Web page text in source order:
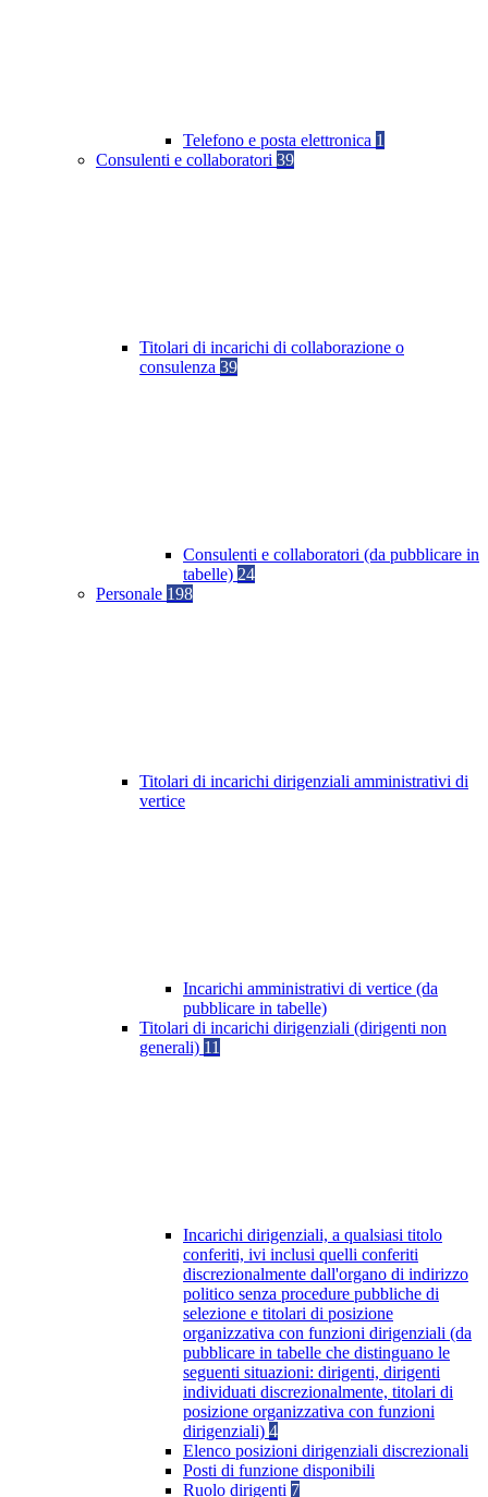
Telefono e posta elettronica 1
Consulenti e collaboratori 39
Titolari di incarichi di collaborazione o
consulenza 39
Consulenti e collaboratori (da pubblicare in
tabelle) 24
Personale 198
Titolari di incarichi dirigenziali amministrativi di
vertice
Incarichi amministrativi di vertice (da
pubblicare in tabelle)
Titolari di incarichi dirigenziali (dirigenti non
generali) 11
Incarichi dirigenziali, a qualsiasi titolo
conferiti, ivi inclusi quelli conferiti
discrezionalmente dall'organo di indirizzo
politico senza procedure pubbliche di
selezione e titolari di posizione
organizzativa con funzioni dirigenziali (da
pubblicare in tabelle che distinguano le
seguenti situazioni: dirigenti, dirigenti
individuati discrezionalmente, titolari di
posizione organizzativa con funzioni
dirigenziali) 4
Elenco posizioni dirigenziali discrezionali
Posti di funzione disponibili
Ruolo dirigenti 7